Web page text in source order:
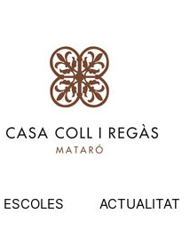
ESCOLES ACTUALITAT